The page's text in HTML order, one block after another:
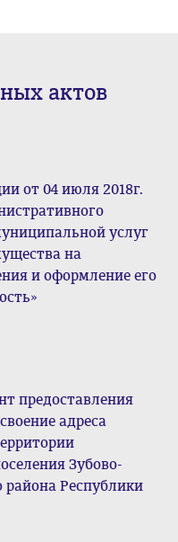
актов
от 04 июля 2018г.
услуг
на
и оформление его
предоставления
адреса
Зубово-
Республики